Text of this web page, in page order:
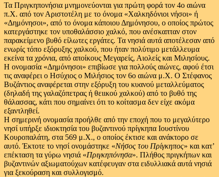
Τα Πριγκηπονήσια μνημονεύονται για πρώτη φορά τον 4ο αιώνα
π.Χ. από τον Αριστοτέλη με το όνομα «Χαλκηδόνιοι νήσοι» ή
«Δημόνησοι», από το όνομα κάποιου Δημόνησου, ο οποίος πρώτος
κατεργάστηκε τον υποθαλάσσιο χαλκό, που ανέσκαπταν στον
παρακείμενο βυθό είλωτες εργάτες. Τα νησιά αυτά αποτέλεσαν από
ενωρίς τόπο εξόρυξης χαλκού, που ήταν πολύτιμο μετάλλευμα
εκείνα τα χρόνια, από αποίκους Μεγαρείς, Αιολείς και Μιλησίους.
Η ονομασία «Δημόνησοι» επιβίωσε για πολλούς αιώνες, αφού έτσι
τις αναφέρει ο Ησύχιος ο Μιλήσιος τον 6ο αιώνα μ.Χ. Ο Στέφανος
Βυζάντιος αναφέρεται στην εξόρυξη του κυανού μεταλλεύματος
(δηλαδή της γαλαζόπετρας ή θειικού χαλκού) από το βυθό της
θάλασσας, κάτι που σημαίνει ότι το κοίτασμα δεν είχε ακόμα
εξαντληθεί.
Η σημερινή ονομασία προήλθε από την εποχή που το μεγαλύτερο
νησί υπήρξε ιδιοκτησία του βυζαντινού πρίγκηπα Ιουστίνου
Κουροπαλάτη, στα 569 μ.Χ., ο οποίος έκτισε και ανάκτορο σε
αυτό. Έκτοτε το νησί ονομάστηκε «Νήσος του Πρίγκηπος» και κατ’
επέκταση τα γύρω νησιά «Πριγκηπόνησα». Πλήθος πριγκήπων και
βυζαντινών αξιωματούχων κατέφευγαν στα ειδυλλιακά αυτά νησιά
για ξεκούραση και συλλογισμό.